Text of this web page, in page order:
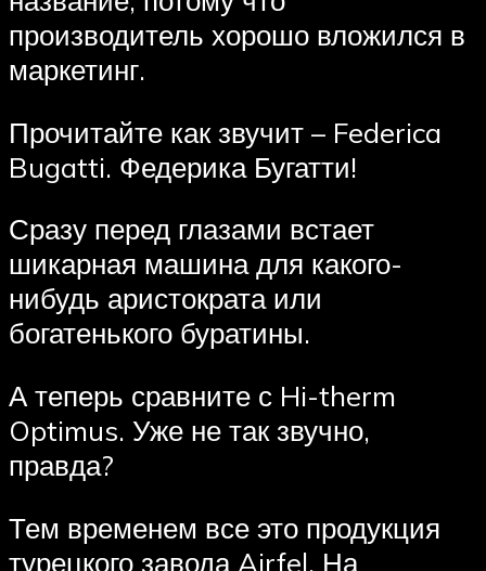
производитель хорошо вложился в
маркетинг.
Прочитайте как звучит – Federica
Bugatti. Федерика Бугатти!
Сразу перед глазами встает
шикарная машина для какого-
нибудь аристократа или
богатенького буратины.
А теперь сравните с Hi-therm
Optimus. Уже не так звучно,
правда?
Тем временем все это продукция
турецкого завода Airfel. На